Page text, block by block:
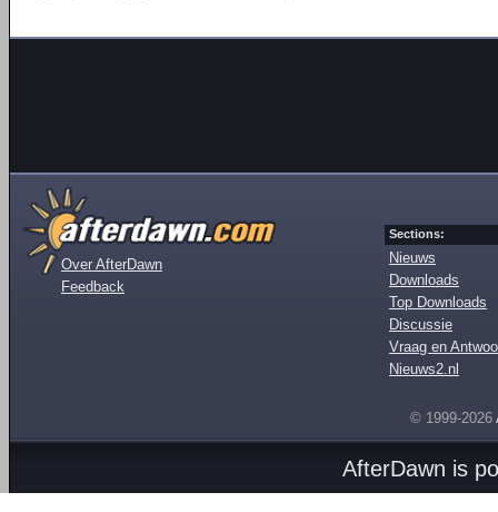
Over AfterDawn
Feedback
Sections:
Nieuws
Downloads
Top Downloads
Discussie
Vraag en
Nieuws2.nl
© 1999-2026
AfterDawn is